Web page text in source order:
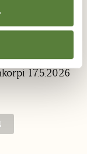
17.5.2026